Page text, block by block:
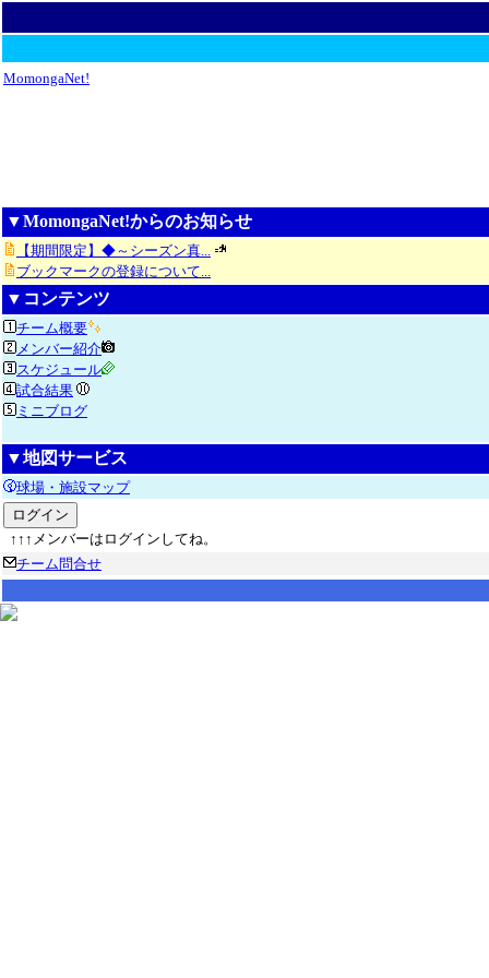
MomongaNet!
▼MomongaNet!からのお知らせ
【期間限定】◆～シーズン真...
ブックマークの登録について...
▼コンテンツ
チーム概要
メンバー紹介
スケジュール
試合結果
ミニブログ
▼地図サービス
球場・施設マップ
↑↑↑メンバーはログインしてね。
チーム問合せ